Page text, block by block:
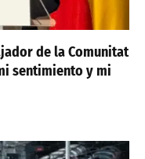
de la Comunitat
sentimiento y mi